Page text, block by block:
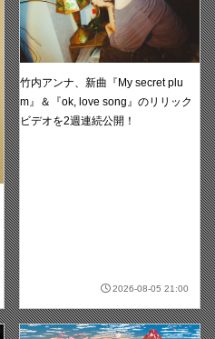
竹内アンナ、新曲『My secret plu
m』＆『ok, love song』のリリック
ビデオを2週連続公開！
2026-08-05 21:00